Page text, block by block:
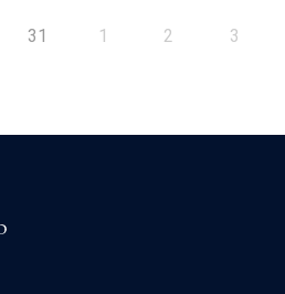
31 1 2 3